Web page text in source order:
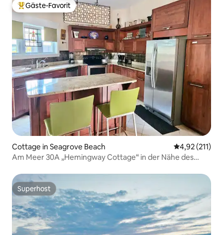
Beliebter Gäste-Favorit.
Gäste-Favorit
Cottage in Seagrove Beach
4,92 (211)
Am Meer 30A „Hemingway Cottage“ in der Nähe des
Superhost
Superhost